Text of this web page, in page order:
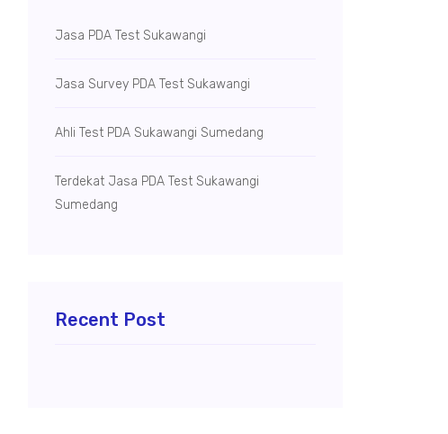
Jasa PDA Test Sukawangi
Jasa Survey PDA Test Sukawangi
Ahli Test PDA Sukawangi Sumedang
Terdekat Jasa PDA Test Sukawangi
Sumedang
Recent Post